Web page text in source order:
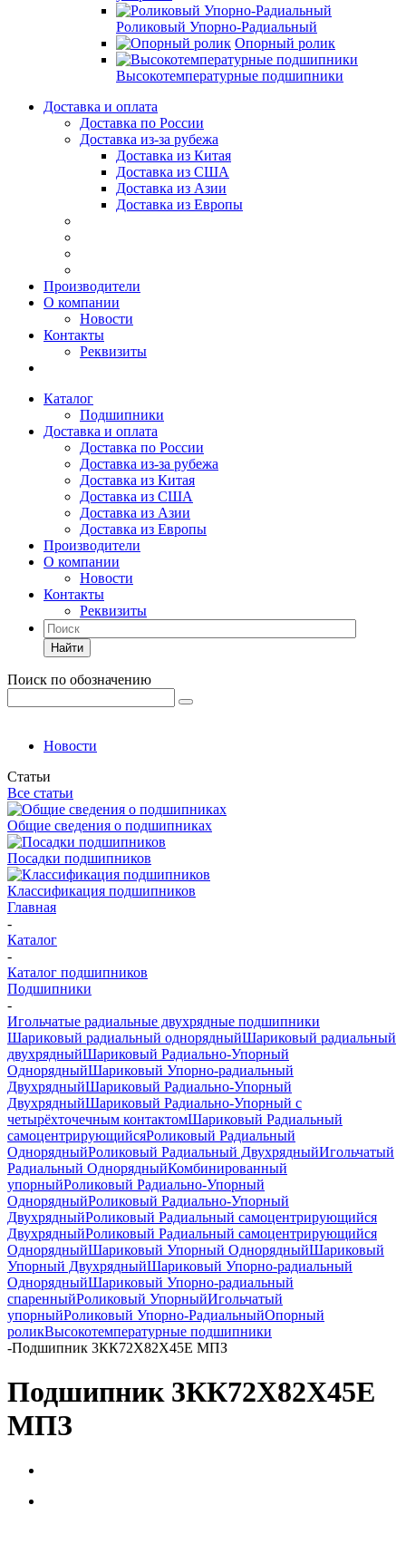
Роликовый Упорно-Радиальный
Опорный ролик
Высокотемпературные подшипники
Доставка и оплата
Доставка по России
Доставка из-за рубежа
Доставка из Китая
Доставка из США
Доставка из Азии
Доставка из Европы
Производители
О компании
Новости
Контакты
Реквизиты
Каталог
Подшипники
Доставка и оплата
Доставка по России
Доставка из-за рубежа
Доставка из Китая
Доставка из США
Доставка из Азии
Доставка из Европы
Производители
О компании
Новости
Контакты
Реквизиты
Найти
Поиск по обозначению
Новости
Статьи
Все статьи
Общие сведения о подшипниках
Посадки подшипников
Классификация подшипников
Главная
-
Каталог
-
Каталог подшипников
Подшипники
-
Игольчатые радиальные двухрядные подшипники
Шариковый радиальный однорядныйШариковый радиальный
двухрядныйШариковый Радиально-Упорный
ОднорядныйШариковый Упорно-радиальный
ДвухрядныйШариковый Радиально-Упорный
ДвухрядныйШариковый Радиально-Упорный с
четырёхточечным контактомШариковый Радиальный
самоцентрирующийсяРоликовый Радиальный
ОднорядныйРоликовый Радиальный ДвухрядныйИгольчатый
Радиальный ОднорядныйКомбинированный
упорныйРоликовый Радиально-Упорный
ОднорядныйРоликовый Радиально-Упорный
ДвухрядныйРоликовый Радиальный самоцентрирующийся
ДвухрядныйРоликовый Радиальный самоцентрирующийся
ОднорядныйШариковый Упорный ОднорядныйШариковый
Упорный ДвухрядныйШариковый Упорно-радиальный
ОднорядныйШариковый Упорно-радиальный
спаренныйРоликовый УпорныйИгольчатый
упорныйРоликовый Упорно-РадиальныйОпорный
роликВысокотемпературные подшипники
-Подшипник 3КК72X82X45Е МПЗ
Подшипник 3КК72X82X45Е
МПЗ